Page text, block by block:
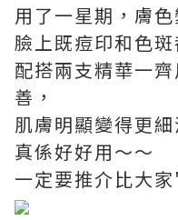
用了一星期，膚色
臉上既痘印和色
配搭兩支精華一
善，
肌膚明顯變得更
真係好好用～～
一定要推介比大